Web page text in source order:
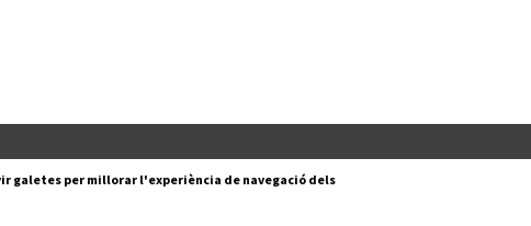
Layret, s/n
Segueix-nos a:
galetes per millorar l'experiència de navegació dels